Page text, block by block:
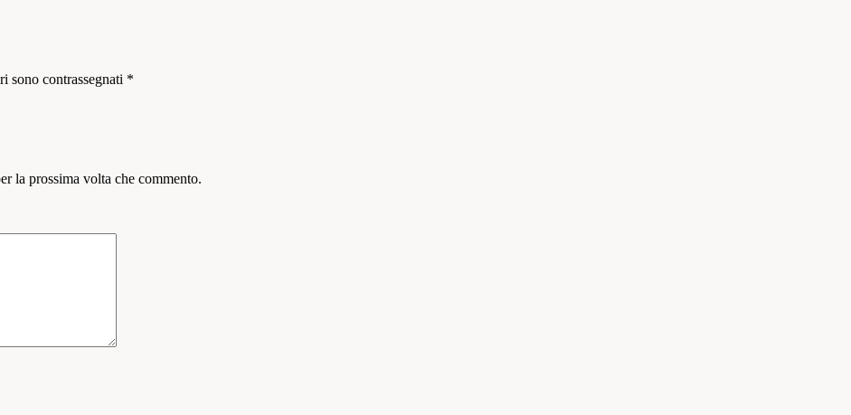
sono contrassegnati *
la prossima volta che commento.